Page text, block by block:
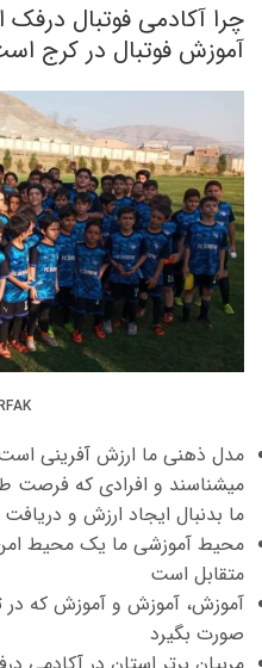
چرا آکادمی فوتبال درفک
آموزش فوتبال در کرج
مدل ذهنی ما ارزش آفرینی
میشناسند و افرادی که فرصت
ما بدنبال ایجاد ارزش و
محیط آموزشی ما یک محیط امن
متقابل است
آموزش، آموزش و آموزش که
صورت بگیرد